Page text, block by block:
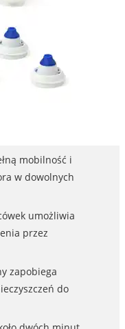
mobilność i
w dowolnych
umożliwia
przez
zapobiega
do